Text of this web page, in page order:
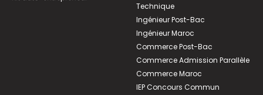
Technique
Ingénieur Post-Bac
Ingénieur Maroc
Commerce Post-Bac
Commerce Admission Parallèle
Commerce Maroc
IEP Concours Commun